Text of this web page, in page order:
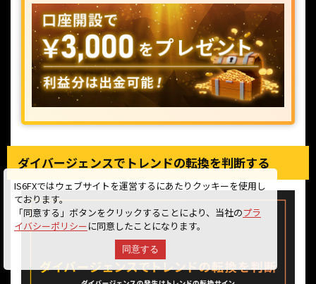
ダイバージェンスでトレンドの転換を判断する
IS6FXではウェブサイトを運営するにあたりクッキーを使用し
ております。
「同意する」ボタンをクリックすることにより、当社のプラ
イバシーポリシーに同意したことになります。
同意する